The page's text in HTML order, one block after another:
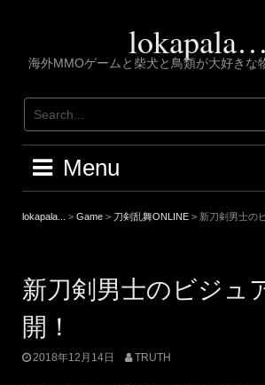
lokapala…
海外MMOゲームと柴犬と鳥類が大好きな
Menu
lokapala... > Game > 刀剣乱舞ONLINE > 新刀剣男士の
新刀剣男士のビジュ
開！
2018年12月14日 TRUTH